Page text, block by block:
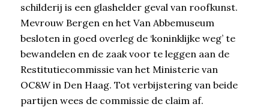
schilderij is een glashelder geval van roofkunst.
Mevrouw Bergen en het Van Abbemuseum
besloten in goed overleg de ‘koninklijke weg’ te
bewandelen en de zaak voor te leggen aan de
Restitutiecommissie van het Ministerie van
OC&W in Den Haag. Tot verbijstering van beide
partijen wees de commissie de claim af.